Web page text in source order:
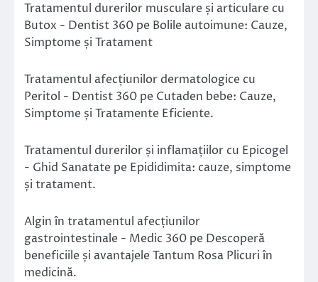
Tratamentul durerilor musculare și articulare cu
Butox - Dentist 360 pe Bolile autoimune: Cauze,
Simptome și Tratament
Tratamentul afecțiunilor dermatologice cu
Peritol - Dentist 360 pe Cutaden bebe: Cauze,
Simptome și Tratamente Eficiente.
Tratamentul durerilor și inflamațiilor cu Epicogel
- Ghid Sanatate pe Epididimita: cauze, simptome
și tratament.
Algin în tratamentul afecțiunilor
gastrointestinale - Medic 360 pe Descoperă
beneficiile și avantajele Tantum Rosa Plicuri în
medicină.